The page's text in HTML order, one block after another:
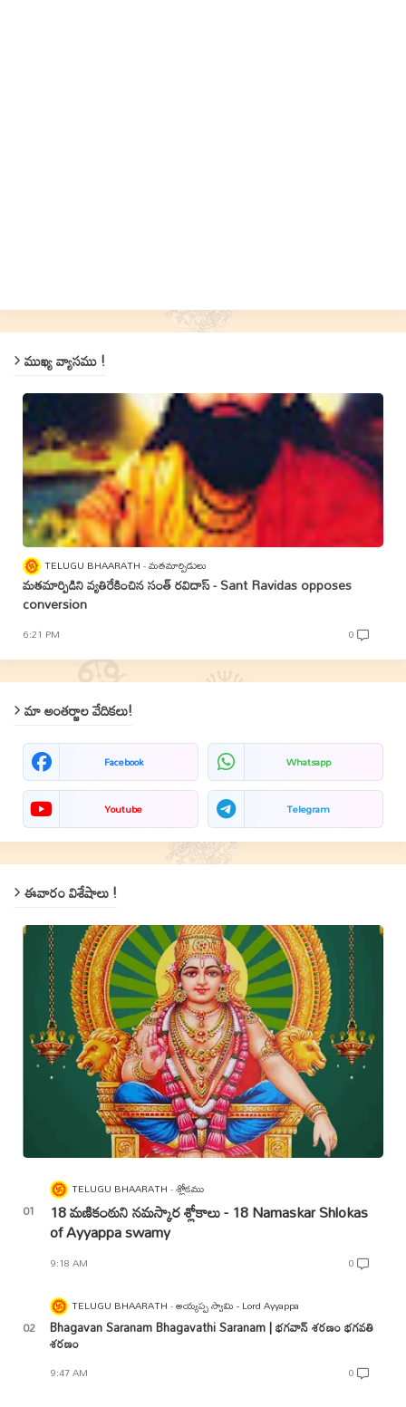
ముఖ్య వ్యాసము !
TELUGU BHAARATH మతమార్పిడులు
మతమార్పిడిని వ్యతిరేకించిన సంత్‌ రవిదాస్‌ - Sant Ravidas opposes
conversion
6:21 PM 0
మా అంతర్జాల వేదికలు!
Facebook Whatsapp
Youtube Telegram
ఈవారం విశేషాలు !
TELUGU BHAARATH శ్లోకము
18 మణికంఠుని నమస్కార శ్లోకాలు - 18 Namaskar Shlokas
of Ayyappa swamy
9:18 AM 0
TELUGU BHAARATH అయ్యప్ప స్వామి - Lord Ayyappa
Bhagavan Saranam Bhagavathi Saranam | భగవాన్ శరణం భగవతి
శరణం
9:47 AM 0